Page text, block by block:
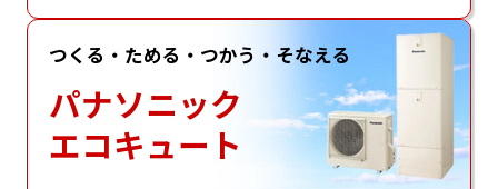
つくる・ためる・つかう・そなえる
パナソニック
エコキュート